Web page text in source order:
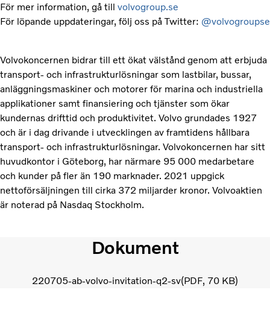
För mer information, gå till volvogroup.se
För löpande uppdateringar, följ oss på Twitter: @volvogroupse
Volvokoncernen bidrar till ett ökat välstånd genom att erbjuda
transport- och infrastrukturlösningar som lastbilar, bussar,
anläggningsmaskiner och motorer för marina och industriella
applikationer samt finansiering och tjänster som ökar
kundernas drifttid och produktivitet. Volvo grundades 1927
och är i dag drivande i utvecklingen av framtidens hållbara
transport- och infrastrukturlösningar. Volvokoncernen har sitt
huvudkontor i Göteborg, har närmare 95 000 medarbetare
och kunder på fler än 190 marknader. 2021 uppgick
nettoförsäljningen till cirka 372 miljarder kronor. Volvoaktien
är noterad på Nasdaq Stockholm.
Dokument
220705-ab-volvo-invitation-q2-sv PDF 70 KB